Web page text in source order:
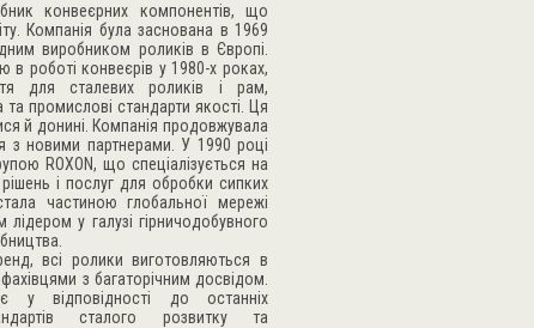
конвеєрних компонентів, що
Компанія була заснована в 1969
виробником роликів в Європі.
роботі конвеєрів у 1980-х роках,
для сталевих роликів і рам,
промислові стандарти якості. Ця
й донині. Компанія продовжувала
з новими партнерами. У 1990 році
ROXON, що спеціалізується на
і послуг для обробки сипких
частиною глобальної мережі
у галузі гірничодобувного
всі ролики виготовляються в
з багаторічним досвідом.
у відповідності до останніх
сталого розвитку та